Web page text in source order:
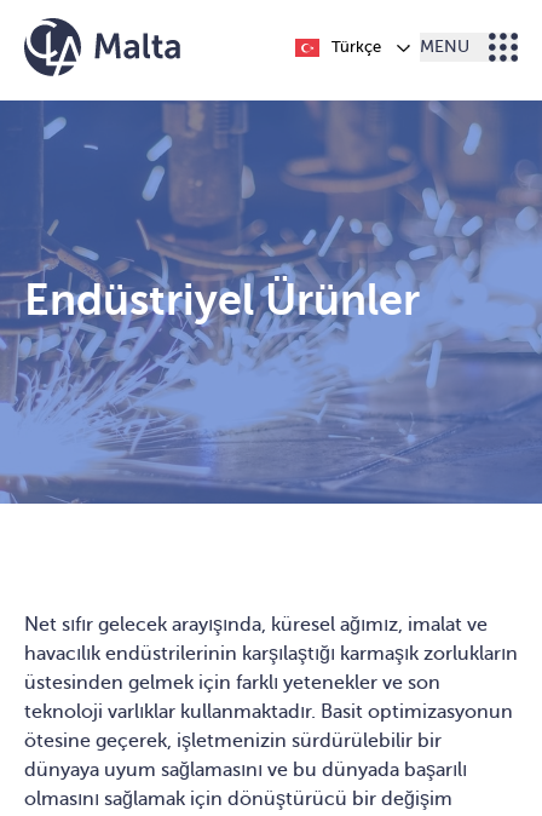
İçeriğe geç
Türkçe MENU
Endüstriyel Ürünler
Net sıfır gelecek arayışında, küresel ağımız, imalat ve
havacılık endüstrilerinin karşılaştığı karmaşık zorlukların
üstesinden gelmek için farklı yetenekler ve son
teknoloji varlıklar kullanmaktadır. Basit optimizasyonun
ötesine geçerek, işletmenizin sürdürülebilir bir
dünyaya uyum sağlamasını ve bu dünyada başarılı
olmasını sağlamak için dönüştürücü bir değişim